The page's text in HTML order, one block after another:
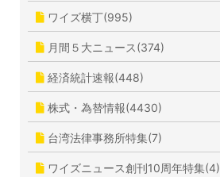
ワイズ横丁(995)
月間５大ニュース(374)
経済統計速報(448)
株式・為替情報(4430)
台湾法律事務所特集(7)
ワイズニュース創刊10周年特集(4)